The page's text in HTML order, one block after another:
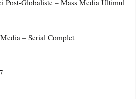
Post-Globaliste – Mass Media Ultimul
– Serial Complet